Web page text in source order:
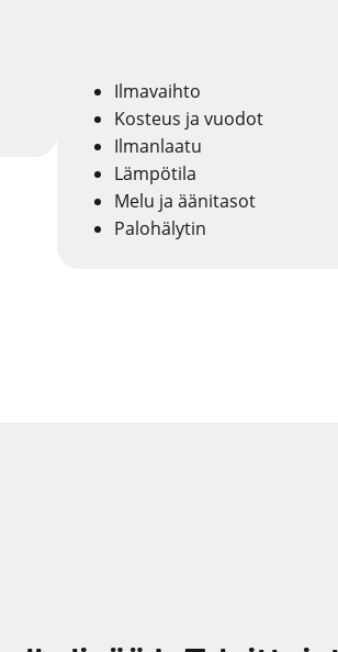
Ilmavaihto
Kosteus ja vuodot
Ilmanlaatu
Lämpötila
Melu ja äänitasot
Palohälytin